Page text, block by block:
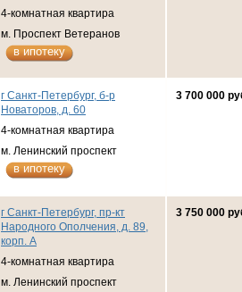
4-комнатная квартира
м. Проспект Ветеранов
в ипотеку
г Санкт-Петербург, б-р
Новаторов, д. 60
4-комнатная квартира
м. Ленинский проспект
в ипотеку
3 700 000
г Санкт-Петербург, пр-кт
Народного Ополчения, д. 89,
корп. А
4-комнатная квартира
м. Ленинский проспект
3 750 000